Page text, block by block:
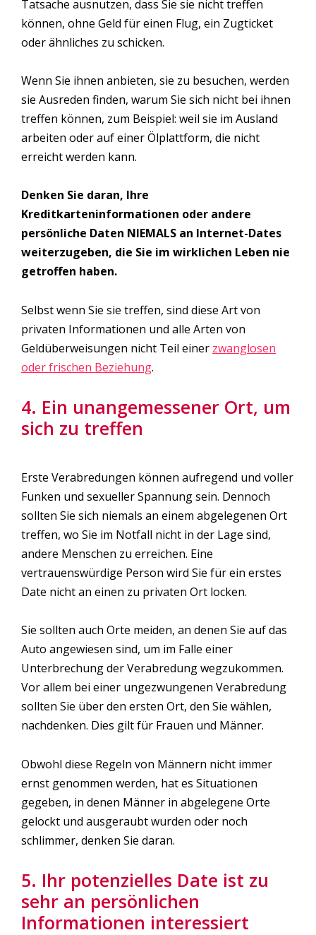
Tatsache ausnutzen, dass Sie sie nicht treffen
können, ohne Geld für einen Flug, ein Zugticket
oder ähnliches zu schicken.
Wenn Sie ihnen anbieten, sie zu besuchen, werden
sie Ausreden finden, warum Sie sich nicht bei ihnen
treffen können, zum Beispiel: weil sie im Ausland
arbeiten oder auf einer Ölplattform, die nicht
erreicht werden kann.
Denken Sie daran, Ihre
Kreditkarteninformationen oder andere
persönliche Daten NIEMALS an Internet-Dates
weiterzugeben, die Sie im wirklichen Leben nie
getroffen haben.
Selbst wenn Sie sie treffen, sind diese Art von
privaten Informationen und alle Arten von
Geldüberweisungen nicht Teil einer zwanglosen
oder frischen Beziehung.
4. Ein unangemessener Ort, um
sich zu treffen
Erste Verabredungen können aufregend und voller
Funken und sexueller Spannung sein. Dennoch
sollten Sie sich niemals an einem abgelegenen Ort
treffen, wo Sie im Notfall nicht in der Lage sind,
andere Menschen zu erreichen. Eine
vertrauenswürdige Person wird Sie für ein erstes
Date nicht an einen zu privaten Ort locken.
Sie sollten auch Orte meiden, an denen Sie auf das
Auto angewiesen sind, um im Falle einer
Unterbrechung der Verabredung wegzukommen.
Vor allem bei einer ungezwungenen Verabredung
sollten Sie über den ersten Ort, den Sie wählen,
nachdenken. Dies gilt für Frauen und Männer.
Obwohl diese Regeln von Männern nicht immer
ernst genommen werden, hat es Situationen
gegeben, in denen Männer in abgelegene Orte
gelockt und ausgeraubt wurden oder noch
schlimmer, denken Sie daran.
5. Ihr potenzielles Date ist zu
sehr an persönlichen
Informationen interessiert